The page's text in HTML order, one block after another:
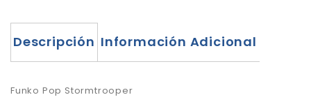
Descripción Información Adicional
Funko Pop Stormtrooper